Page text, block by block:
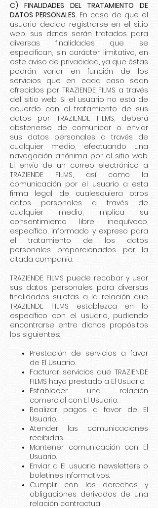
C) FINALIDADES DEL TRATAMIENTO DE
DATOS PERSONALES. En caso de que el
usuario decida registrarse en el sitio
web, sus datos serán tratados para
diversas finalidades que se
especifican, sin carácter limitativo, en
este aviso de privacidad, ya que éstas
podrán variar en función de los
servicios que en cada caso sean
ofrecidos por TRAZIENDE FILMS a través
del sitio web. Si el usuario no está de
acuerdo con el tratamiento de sus
datos por TRAZIENDE FILMS, deberá
abstenerse de comunicar o enviar
sus datos personales a través de
cualquier medio, efectuando una
navegación anónima por el sitio web.
El envío de un correo electrónico a
TRAZIENDE FILMS, así como la
comunicación por el usuario a esta
firma legal de cualesquiera otros
datos personales a través de
cualquier medio, implica su
consentimiento libre, inequívoco,
específico, informado y expreso para
el tratamiento de los datos
personales proporcionados por la
citada compañía.
TRAZIENDE FILMS puede recabar y usar
sus datos personales para diversas
finalidades sujetas a la relación que
TRAZIENDE FILMS establezca en lo
específico con el usuario, pudiendo
encontrarse entre dichos propósitos
los siguientes:
Prestación de servicios a favor
de El Usuario.
Facturar servicios que TRAZIENDE
FILMS haya prestado a El Usuario.
Establecer una relación
comercial con El Usuario.
Realizar pagos a favor de El
Usuario.
Atender las comunicaciones
recibidas.
Mantener comunicación con El
Usuario.
Enviar a El usuario newsletters o
boletines informativos.
Cumplir con los derechos y
obligaciones derivados de una
relación contractual.